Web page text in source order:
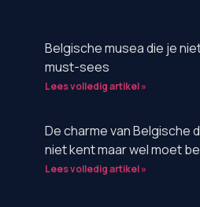
Belgische musea die je
must-sees
Lees volledig artikel »
De charme van Belgische
niet kent maar wel moet
Lees volledig artikel »